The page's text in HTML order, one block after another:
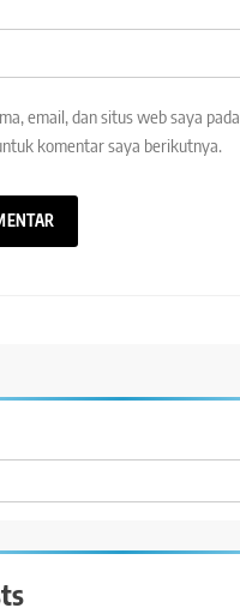
email, dan situs web saya pada
komentar saya berikutnya.